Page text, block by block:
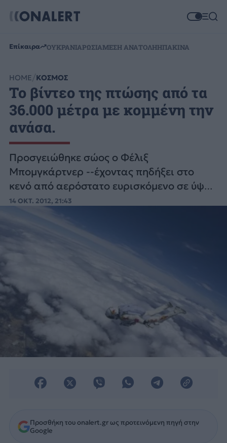
Επίκαιρα ΟΥΚΡΑΝΙΑΡΩΣΙΑΜΕΣΗ ΑΝΑΤΟΛΗΗΠΑΚΙΝΑ
HOME ΚΟΣΜΟΣ
Το βίντεο της πτώσης από τα
36.000 μέτρα με κομμένη την
ανάσα.
Προσγειώθηκε σώος ο Φέλιξ
Μπομγκάρτνερ --έχοντας πηδήξει στο
κενό από αερόστατο ευρισκόμενο σε ύψος
άνω των 36 χιλιάδων μέτρων, στην έρημο
στο Νέο Μεξικό.
14 ΟΚΤ. 2012, 21:43
Προσθήκη του onalert.gr ως προτεινόμενη πηγή στην
Google